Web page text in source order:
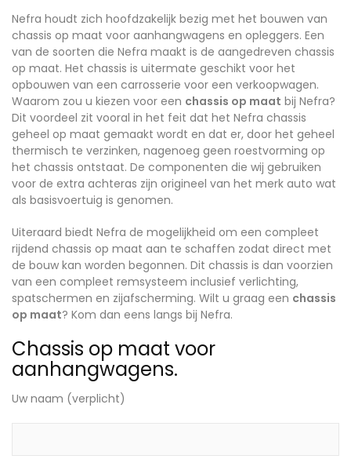
Nefra houdt zich hoofdzakelijk bezig met het bouwen van
chassis op maat voor aanhangwagens en opleggers. Een
van de soorten die Nefra maakt is de aangedreven chassis
op maat. Het chassis is uitermate geschikt voor het
opbouwen van een carrosserie voor een verkoopwagen.
Waarom zou u kiezen voor een chassis op maat bij Nefra?
Dit voordeel zit vooral in het feit dat het Nefra chassis
geheel op maat gemaakt wordt en dat er, door het geheel
thermisch te verzinken, nagenoeg geen roestvorming op
het chassis ontstaat. De componenten die wij gebruiken
voor de extra achteras zijn origineel van het merk auto wat
als basisvoertuig is genomen.
Uiteraard biedt Nefra de mogelijkheid om een compleet
rijdend chassis op maat aan te schaffen zodat direct met
de bouw kan worden begonnen. Dit chassis is dan voorzien
van een compleet remsysteem inclusief verlichting,
spatschermen en zijafscherming. Wilt u graag een chassis
op maat? Kom dan eens langs bij Nefra.
Chassis op maat voor
aanhangwagens.
Uw naam (verplicht)